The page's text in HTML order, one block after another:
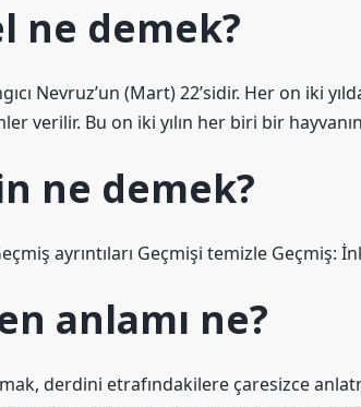
ne demek?
Nevruz’un (Mart) 22’sidir. Her on iki
verilir. Bu on iki yılın her biri bir hayvanın
ne demek?
ayrıntıları Geçmişi temizle Geçmiş:
anlamı ne?
derdini etrafındakilere çaresizce